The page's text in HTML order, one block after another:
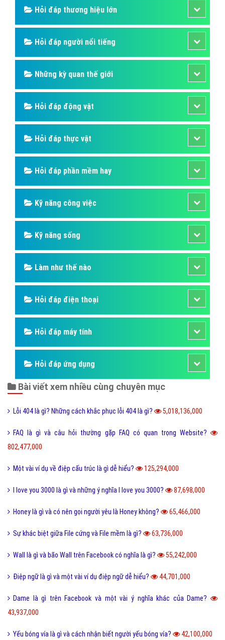
Hỏi đáp thương hiệu lớn
Hỏi đáp người nổi tiếng
Những kỳ quan thế giới
Hỏi đáp động vật
Hỏi đáp thực vật
Hỏi đáp phần mềm hay
Kỹ năng công việc
Kỹ năng sống
Làm như thế nào
Hỏi đáp điện thoại
Hỏi đáp máy tính
Hỏi đáp ứng dụng
Bài viết xem nhiều cùng chuyên mục
Lỗi 404 là gì? Những cách khắc phục lỗi 404 là gì? 5,018,136,000
FAQ là gì và câu hỏi thường gặp FAQ có quan trọng Website?
802,477,000
Một vài ví dụ về điệp cấu trúc là gì dễ hiểu? 125,294,000
I love you 3000 là gì và những ý nghĩa I love you 3000? 87,698,000
Honey là gì và có nên gọi người yêu là Honey không? 65,466,000
Sự khác biệt giữa File cứng và File mềm là gì? 63,736,000
Wall là gì và bão Wall trên Facebook có nghĩa là gì? 55,242,000
Điệp ngữ là gì và một vài ví dụ điệp ngữ dễ hiểu? 44,701,000
Dame là gì trên Facebook và một vài ý nghĩa khác của Dame?
43,937,000
Yếu bóng vía là gì và cách nhận biết người yếu bóng vía? 42,100,000